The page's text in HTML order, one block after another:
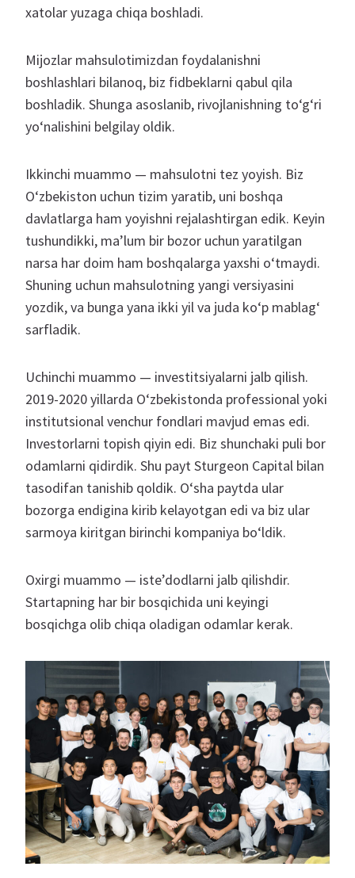
xatolar yuzaga chiqa boshladi.
Mijozlar mahsulotimizdan foydalanishni
boshlashlari bilanoq, biz fidbeklarni qabul qila
boshladik. Shunga asoslanib, rivojlanishning to‘g‘ri
yo‘nalishini belgilay oldik.
Ikkinchi muammo — mahsulotni tez yoyish. Biz
O‘zbekiston uchun tizim yaratib, uni boshqa
davlatlarga ham yoyishni rejalashtirgan edik. Keyin
tushundikki, ma’lum bir bozor uchun yaratilgan
narsa har doim ham boshqalarga yaxshi o‘tmaydi.
Shuning uchun mahsulotning yangi versiyasini
yozdik, va bunga yana ikki yil va juda ko‘p mablag‘
sarfladik.
Uchinchi muammo — investitsiyalarni jalb qilish.
2019-2020 yillarda O‘zbekistonda professional yoki
institutsional venchur fondlari mavjud emas edi.
Investorlarni topish qiyin edi. Biz shunchaki puli bor
odamlarni qidirdik. Shu payt Sturgeon Capital bilan
tasodifan tanishib qoldik. O‘sha paytda ular
bozorga endigina kirib kelayotgan edi va biz ular
sarmoya kiritgan birinchi kompaniya bo‘ldik.
Oxirgi muammo — iste’dodlarni jalb qilishdir.
Startapning har bir bosqichida uni keyingi
bosqichga olib chiqa oladigan odamlar kerak.